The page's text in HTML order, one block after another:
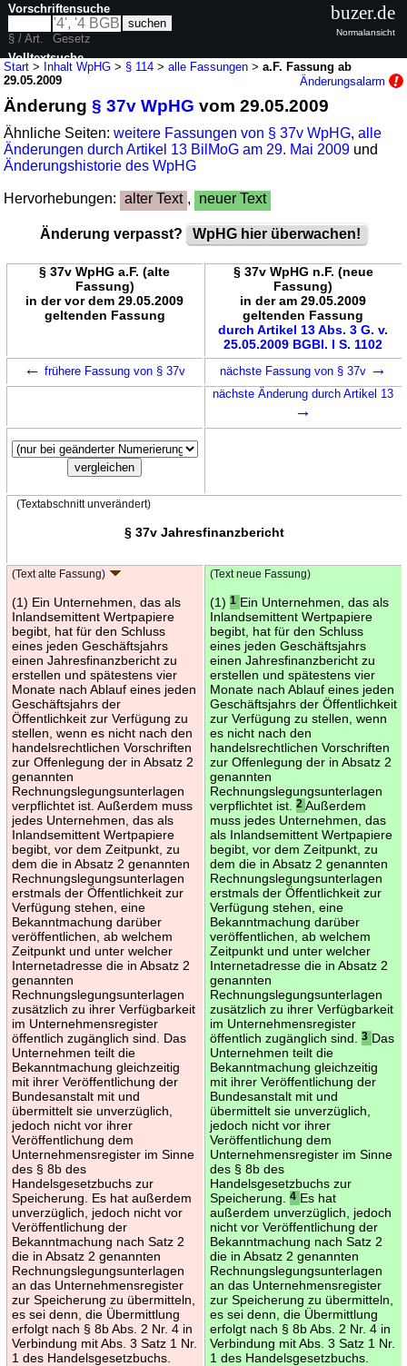
Start > Inhalt WpHG > § 114 >alle Fassungen >a.F. Fassung ab
29.05.2009
Änderungsalarm
Änderung§ 37v WpHG vom 29.05.2009
Ähnliche Seiten:weitere Fassungen von § 37v WpHG,alle
Änderungen durch Artikel 13 BilMoG am 29. Mai 2009 und
Änderungshistorie des WpHG
Hervorhebungen: alter Text , neuer Text
Änderung verpasst? WpHG hier überwachen!
§ 37v WpHG a.F. (alte
Fassung)
in der vor dem 29.05.2009
geltenden Fassung
§ 37v WpHG n.F. (neue
Fassung)
in der am 29.05.2009
geltenden Fassung
durch Artikel 13 Abs. 3 G. v.
25.05.2009 BGBl. I S. 1102
← frühere Fassung von § 37v nächste Fassung von § 37v →
nächste Änderung durch Artikel 13
→
(Textabschnitt unverändert)
§ 37v Jahresfinanzbericht
(Text alte Fassung)
(1) Ein Unternehmen, das als
Inlandsemittent Wertpapiere
begibt, hat für den Schluss
eines jeden Geschäftsjahrs
einen Jahresfinanzbericht zu
erstellen und spätestens vier
Monate nach Ablauf eines jeden
Geschäftsjahrs der
Öffentlichkeit zur Verfügung zu
stellen, wenn es nicht nach den
handelsrechtlichen Vorschriften
zur Offenlegung der in Absatz 2
genannten
Rechnungslegungsunterlagen
verpflichtet ist. Außerdem muss
jedes Unternehmen, das als
Inlandsemittent Wertpapiere
begibt, vor dem Zeitpunkt, zu
dem die in Absatz 2 genannten
Rechnungslegungsunterlagen
erstmals der Öffentlichkeit zur
Verfügung stehen, eine
Bekanntmachung darüber
veröffentlichen, ab welchem
Zeitpunkt und unter welcher
Internetadresse die in Absatz 2
genannten
Rechnungslegungsunterlagen
zusätzlich zu ihrer Verfügbarkeit
im Unternehmensregister
öffentlich zugänglich sind. Das
Unternehmen teilt die
Bekanntmachung gleichzeitig
mit ihrer Veröffentlichung der
Bundesanstalt mit und
übermittelt sie unverzüglich,
jedoch nicht vor ihrer
Veröffentlichung dem
Unternehmensregister im Sinne
des § 8b des
Handelsgesetzbuchs zur
Speicherung. Es hat außerdem
unverzüglich, jedoch nicht vor
Veröffentlichung der
Bekanntmachung nach Satz 2
die in Absatz 2 genannten
Rechnungslegungsunterlagen
an das Unternehmensregister
zur Speicherung zu übermitteln,
es sei denn, die Übermittlung
erfolgt nach § 8b Abs. 2 Nr. 4 in
Verbindung mit Abs. 3 Satz 1 Nr.
1 des Handelsgesetzbuchs.
(Text neue Fassung)
(1) 1 Ein Unternehmen, das als
Inlandsemittent Wertpapiere
begibt, hat für den Schluss
eines jeden Geschäftsjahrs
einen Jahresfinanzbericht zu
erstellen und spätestens vier
Monate nach Ablauf eines jeden
Geschäftsjahrs der Öffentlichkeit
zur Verfügung zu stellen, wenn
es nicht nach den
handelsrechtlichen Vorschriften
zur Offenlegung der in Absatz 2
genannten
Rechnungslegungsunterlagen
verpflichtet ist.
2 Außerdem
muss jedes Unternehmen, das
als Inlandsemittent Wertpapiere
begibt, vor dem Zeitpunkt, zu
dem die in Absatz 2 genannten
Rechnungslegungsunterlagen
erstmals der Öffentlichkeit zur
Verfügung stehen, eine
Bekanntmachung darüber
veröffentlichen, ab welchem
Zeitpunkt und unter welcher
Internetadresse die in Absatz 2
genannten
Rechnungslegungsunterlagen
zusätzlich zu ihrer Verfügbarkeit
im Unternehmensregister
öffentlich zugänglich sind.
3 Das
Unternehmen teilt die
Bekanntmachung gleichzeitig
mit ihrer Veröffentlichung der
Bundesanstalt mit und
übermittelt sie unverzüglich,
jedoch nicht vor ihrer
Veröffentlichung dem
Unternehmensregister im Sinne
des § 8b des
Handelsgesetzbuchs zur
Speicherung.
4 Es hat
außerdem unverzüglich, jedoch
nicht vor Veröffentlichung der
Bekanntmachung nach Satz 2
die in Absatz 2 genannten
Rechnungslegungsunterlagen
an das Unternehmensregister
zur Speicherung zu übermitteln,
es sei denn, die Übermittlung
erfolgt nach § 8b Abs. 2 Nr. 4 in
Verbindung mit Abs. 3 Satz 1 Nr.
1 des Handelsgesetzbuchs.
Vorschriftensuche
§ / Art.
Gesetz
Volltextsuche
buzer.de
Normalansicht